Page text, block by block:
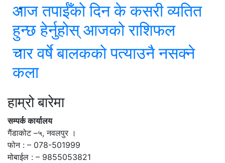
आज तपाईँको दिन के कसरी व्यतित
हुन्छ हेर्नुहोस् आजको राशिफल
चार वर्षे बालकको पत्याउनै नसक्ने
कला
हाम्रो बारेमा
सम्पर्क कार्यालय
गैंडाकोट –५, नवलपुर ।
फोन : – 078-501999
मोबाईल : – 9855053821